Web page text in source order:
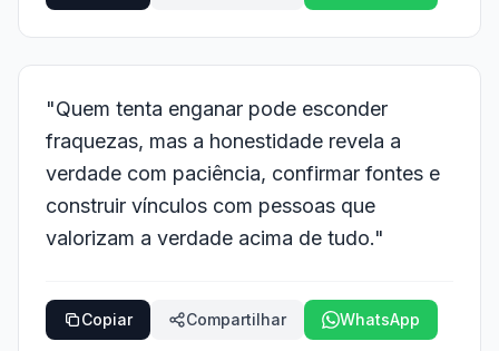
"Quem tenta enganar pode esconder
fraquezas, mas a honestidade revela a
verdade com paciência, confirmar fontes e
construir vínculos com pessoas que
valorizam a verdade acima de tudo."
Copiar Compartilhar WhatsApp